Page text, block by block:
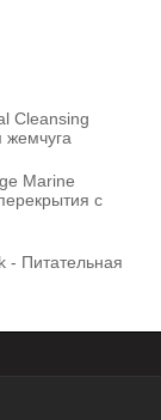
Cleansing
жемчуга
Marine
с
- Питательная